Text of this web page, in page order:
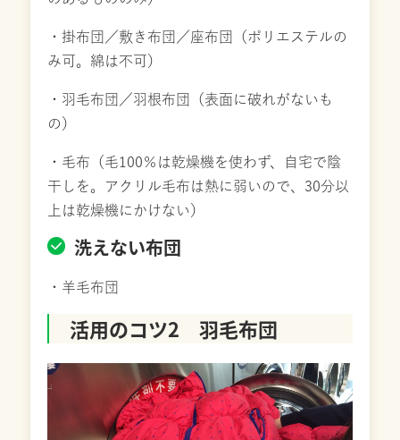
・掛布団／敷き布団／座布団（ポリエステルの
み可。綿は不可）
・羽毛布団／羽根布団（表面に破れがないも
の）
・毛布（毛100％は乾燥機を使わず、自宅で陰
干しを。アクリル毛布は熱に弱いので、30分以
上は乾燥機にかけない）
洗えない布団
・羊毛布団
活用のコツ2 羽毛布団